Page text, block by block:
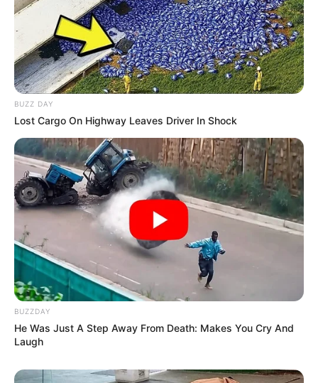
BUZZ DAY
Lost Cargo On Highway Leaves Driver In Shock
BUZZDAY
He Was Just A Step Away From Death: Makes You Cry And
Laugh